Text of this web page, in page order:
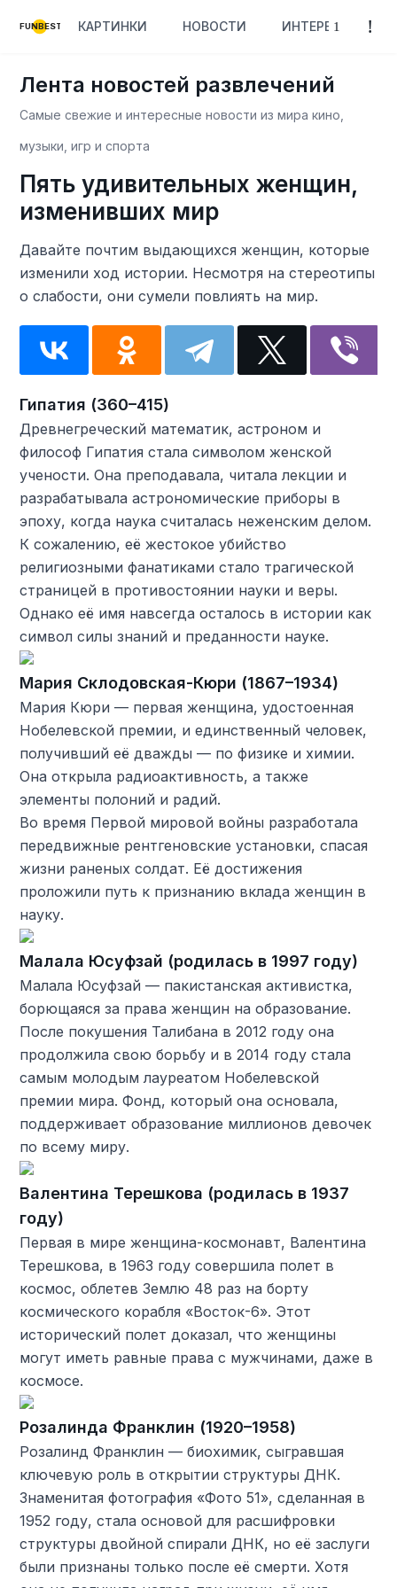
FUNBEST КАРТИНКИ НОВОСТИ ИНТЕРЕСНОЕ
Лента новостей развлечений
Самые свежие и интересные новости из мира кино,
музыки, игр и спорта
Пять удивительных женщин,
изменивших мир
Давайте почтим выдающихся женщин, которые
изменили ход истории. Несмотря на стереотипы
о слабости, они сумели повлиять на мир.
Гипатия (360–415)
Древнегреческий математик, астроном и
философ Гипатия стала символом женской
учености. Она преподавала, читала лекции и
разрабатывала астрономические приборы в
эпоху, когда наука считалась неженским делом.
К сожалению, её жестокое убийство
религиозными фанатиками стало трагической
страницей в противостоянии науки и веры.
Однако её имя навсегда осталось в истории как
символ силы знаний и преданности науке.
Мария Склодовская-Кюри (1867–1934)
Мария Кюри — первая женщина, удостоенная
Нобелевской премии, и единственный человек,
получивший её дважды — по физике и химии.
Она открыла радиоактивность, а также
элементы полоний и радий.
Во время Первой мировой войны разработала
передвижные рентгеновские установки, спасая
жизни раненых солдат. Её достижения
проложили путь к признанию вклада женщин в
науку.
Малала Юсуфзай (родилась в 1997 году)
Малала Юсуфзай — пакистанская активистка,
борющаяся за права женщин на образование.
После покушения Талибана в 2012 году она
продолжила свою борьбу и в 2014 году стала
самым молодым лауреатом Нобелевской
премии мира. Фонд, который она основала,
поддерживает образование миллионов девочек
по всему миру.
Валентина Терешкова (родилась в 1937
году)
Первая в мире женщина-космонавт, Валентина
Терешкова, в 1963 году совершила полет в
космос, облетев Землю 48 раз на борту
космического корабля «Восток-6». Этот
исторический полет доказал, что женщины
могут иметь равные права с мужчинами, даже в
космосе.
Розалинда Франклин (1920–1958)
Розалинд Франклин — биохимик, сыгравшая
ключевую роль в открытии структуры ДНК.
Знаменитая фотография «Фото 51», сделанная в
1952 году, стала основой для расшифровки
структуры двойной спирали ДНК, но её заслуги
были признаны только после её смерти. Хотя